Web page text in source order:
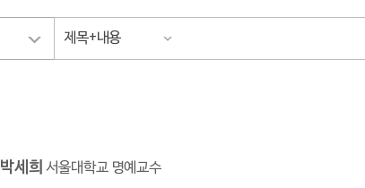
제목+내용
박세희서울대학교 명예교수